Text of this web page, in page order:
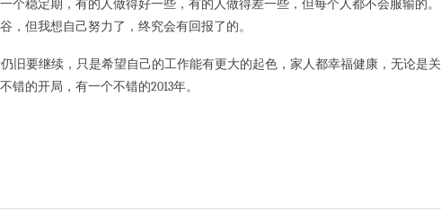
个稳定期，有的人做得好一些，有的人做得差一些，但每个人都不会服输的。
，但我想自己努力了，终究会有回报了的。
旧要继续，只是希望自己的工作能有更大的起色，家人都幸福健康，无论是关
的开局，有一个不错的2013年。